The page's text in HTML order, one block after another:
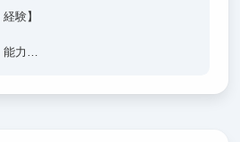
験】
能力